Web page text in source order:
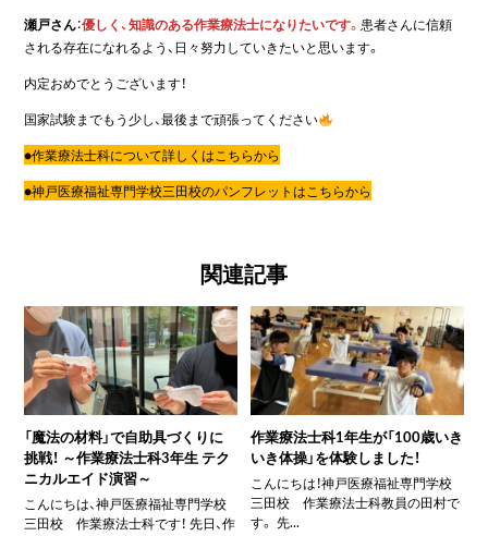
瀬戸さん：優しく、知識のある作業療法士になりたいです。患者さんに信頼
される存在になれるよう、日々努力していきたいと思います。
内定おめでとうございます！
国家試験までもう少し、最後まで頑張ってください
●作業療法士科について詳しくはこちらから
●神戸医療福祉専門学校三田校のパンフレットはこちらから
関連記事
「魔法の材料」で自助具づくりに
挑戦！ ～作業療法士科3年生 テク
ニカルエイド演習～
こんにちは、神戸医療福祉専門学校
三田校 作業療法士科です！ 先日、作
作業療法士科1年生が「100歳いき
いき体操」を体験しました！
こんにちは！神戸医療福祉専門学校
三田校 作業療法士科教員の田村で
す。 先...